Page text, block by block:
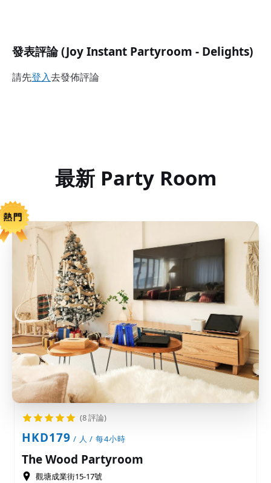
發表評論 (Joy Instant Partyroom - Delights)
請先登入去發佈評論
最新 Party Room
(8 評論)
HKD179 / 人 / 每4小時
The Wood Partyroom
觀塘成業街15-17號